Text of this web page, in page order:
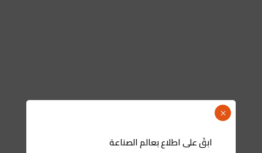
ابقَ على اطلاع بعالم الصناعة
×